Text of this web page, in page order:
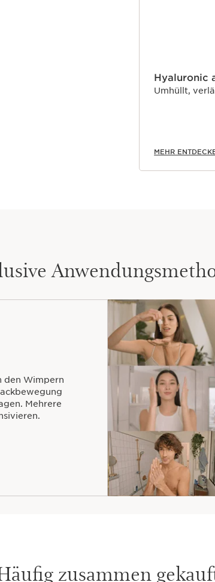
Hyaluronic
Umhüllt,
MEHR
den Wimpern
Mehrere
zusammen